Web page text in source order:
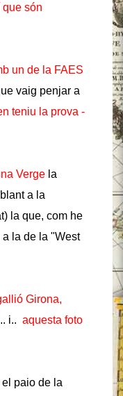
que són
un de la FAES
vaig penjar a
teniu la prova -
Verge la
a la
la que, com he
la de la "West
Girona,
i.. aquesta foto
paio de la